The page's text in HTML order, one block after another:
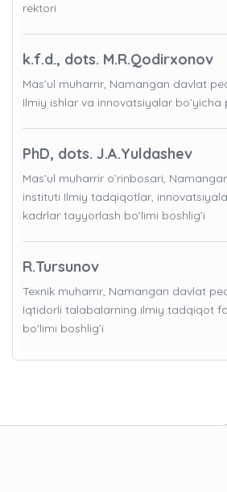
rektori
k.f.d., dots. M.R.Qodirxonov
Mas’ul muharrir, Namangan davlat
Ilmiy ishlar va innovatsiyalar bo’yicha
PhD, dots. J.A.Yuldashev
Mas’ul muharrir o’rinbosari,
instituti Ilmiy tadqiqotlar,
kadrlar tayyorlash bo'limi boshlig’i
R.Tursunov
Texnik muharrir, Namangan davlat
Iqtidorli talabalarning ilmiy tadqiqot
bo'limi boshlig’i